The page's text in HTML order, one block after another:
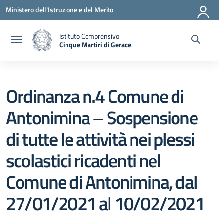
Vai ai contenuti
Vai al menu di navigazione
Vai al footer
Ministero dell'Istruzione e del Merito
Istituto Comprensivo
Cinque Martiri di Gerace
Ordinanza n.4 Comune di
Antonimina – Sospensione
di tutte le attività nei plessi
scolastici ricadenti nel
Comune di Antonimina, dal
27/01/2021 al 10/02/2021